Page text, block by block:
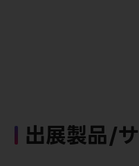
出展製品/